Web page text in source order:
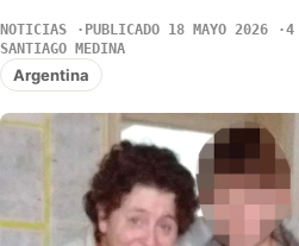
NOTICIAS PUBLICADO 18 MAYO 2026
4
SANTIAGO MEDINA
Argentina